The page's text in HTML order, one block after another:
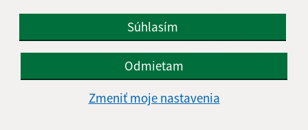
Súhlasím
Odmietam
Zmeniť moje nastavenia